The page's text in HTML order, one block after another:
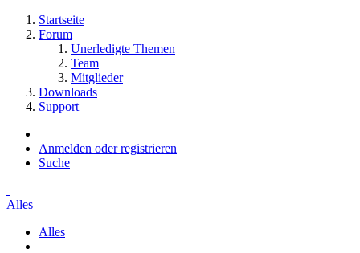
Startseite
Forum
Unerledigte Themen
Team
Mitglieder
Downloads
Support
Anmelden oder registrieren
Suche
Alles
Alles